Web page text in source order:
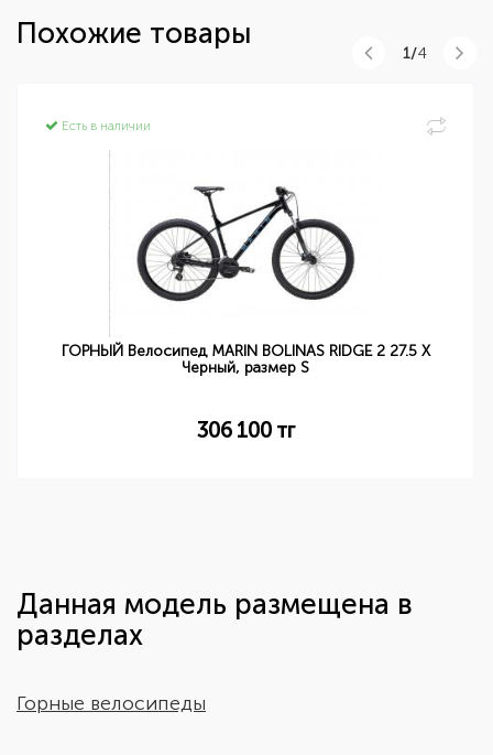
Похожие товары
Есть в наличии
ГОРНЫЙ Велосипед MARIN BOLINAS RIDGE 2 27.5 X
Черный, размер S
306 100тг
1/4
Данная модель размещена в
разделах
Горные велосипеды